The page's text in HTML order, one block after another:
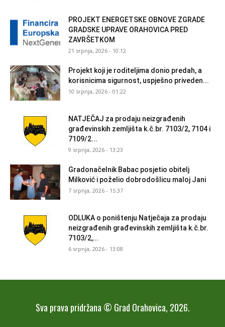
PROJEKT ENERGETSKE OBNOVE ZGRADE
GRADSKE UPRAVE ORAHOVICA PRED
ZAVRŠETKOM
21 srpnja, 2026 - 10:12
Projekt koji je roditeljima donio predah, a
korisnicima sigurnost, uspješno priveden...
10 srpnja, 2026 - 01:22
NATJEČAJ za prodaju neizgrađenih
građevinskih zemljišta k.č.br. 7103/2, 7104 i
7109/2...
9 srpnja, 2026 - 13:23
Gradonačelnik Babac posjetio obitelj
Milković i poželio dobrodošlicu maloj Jani
7 srpnja, 2026 - 15:37
ODLUKA o poništenju Natječaja za prodaju
neizgrađenih građevinskih zemljišta k.č.br.
7103/2,...
6 srpnja, 2026 - 13:08
Sva prava pridržana © Grad Orahovica, 2026.